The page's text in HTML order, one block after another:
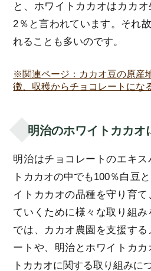
と、ホワイトカカオはカカ
2％と言われています。それ
れることも多いのです。
※関連ページ：カカオ豆の原産
徴、収穫からチョコレートにな
明治のホワイトカカオ
明治はチョコレートのエキ
トカカオの中でも100％白豆
イトカカオの品種を守り育
ていくために様々な取り組
では、カカオ農園を支援す
ートや、明治とホワイトカ
トカカオに関する取り組みに